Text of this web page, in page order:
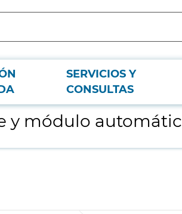
SERVICIOS Y
CONSULTAS
y módulo